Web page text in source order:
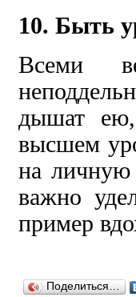
10. Быть
Всеми
дышат ею,
высшем
на личную
важно
пример
Поделиться…